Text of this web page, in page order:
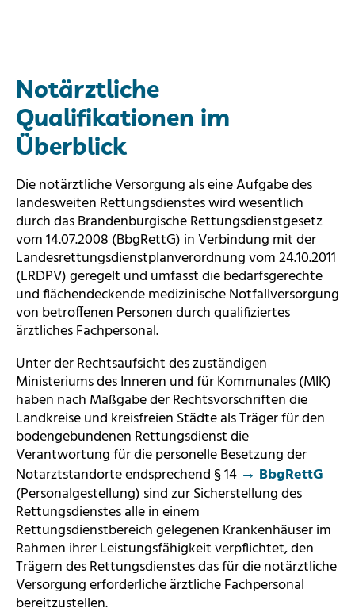
Notärztliche
Qualifikationen im
Überblick
Die notärztliche Versorgung als eine Aufgabe des
landesweiten Rettungsdienstes wird wesentlich
durch das Brandenburgische Rettungsdienstgesetz
vom 14.07.2008 (BbgRettG) in Verbindung mit der
Landesrettungsdienstplanverordnung vom 24.10.2011
(LRDPV) geregelt und umfasst die bedarfsgerechte
und flächendeckende medizinische Notfallversorgung
von betroffenen Personen durch qualifiziertes
ärztliches Fachpersonal.
Unter der Rechtsaufsicht des zuständigen
Ministeriums des Inneren und für Kommunales (MIK)
haben nach Maßgabe der Rechtsvorschriften die
Landkreise und kreisfreien Städte als Träger für den
bodengebundenen Rettungsdienst die
Verantwortung für die personelle Besetzung der
Notarztstandorte endsprechend § 14
BbgRettG
(Personalgestellung) sind zur Sicherstellung des
Rettungsdienstes alle in einem
Rettungsdienstbereich gelegenen Krankenhäuser im
Rahmen ihrer Leistungsfähigkeit verpflichtet, den
Trägern des Rettungsdienstes das für die notärztliche
Versorgung erforderliche ärztliche Fachpersonal
bereitzustellen.